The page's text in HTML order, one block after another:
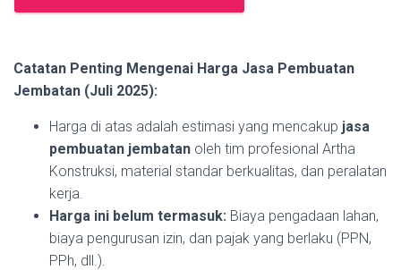
Catatan Penting Mengenai Harga Jasa Pembuatan
Jembatan (Juli 2025):
Harga di atas adalah estimasi yang mencakup jasa
pembuatan jembatan oleh tim profesional Artha
Konstruksi, material standar berkualitas, dan peralatan
kerja.
Harga ini belum termasuk: Biaya pengadaan lahan,
biaya pengurusan izin, dan pajak yang berlaku (PPN,
PPh, dll.).